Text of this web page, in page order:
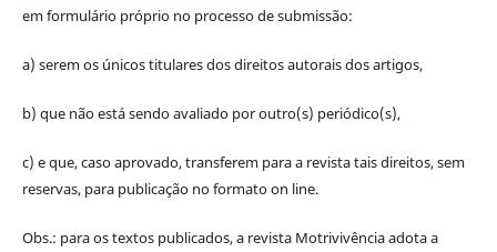
em formulário próprio no processo de submissão:
a) serem os únicos titulares dos direitos autorais dos artigos,
b) que não está sendo avaliado por outro(s) periódico(s),
c) e que, caso aprovado, transferem para a revista tais direitos, sem
reservas, para publicação no formato on line.
Obs.: para os textos publicados, a revista Motrivivência adota a